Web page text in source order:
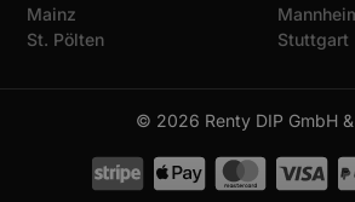
Mainz
St. Pölten
Stuttgart
© 2026 Renty DIP GmbH &